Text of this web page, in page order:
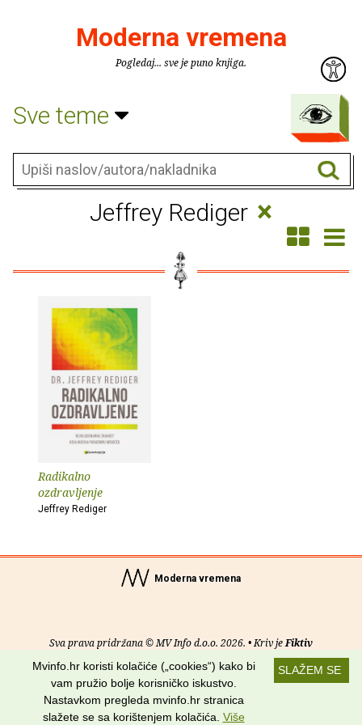
Moderna vremena
Pogledaj... sve je puno knjiga.
Sve teme
Jeffrey Rediger ×
Radikalno
ozdravljenje
Jeffrey Rediger
Moderna vremena
Sva prava pridržana © MV Info d.o.o. 2026. • Kriv jeFiktiv
Uvjeti korištenja RSS kanali
Potraži nas na:
SLAŽEM SE
Mvinfo.hr koristi kolačiće („cookies“) kako bi
vam pružio bolje korisničko iskustvo.
Nastavkom pregleda mvinfo.hr stranica
slažete se sa korištenjem kolačića. Više